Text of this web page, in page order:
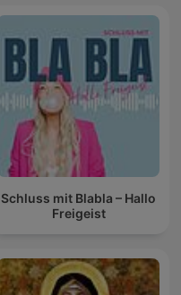
Schluss mit Blabla – Hallo
Freigeist